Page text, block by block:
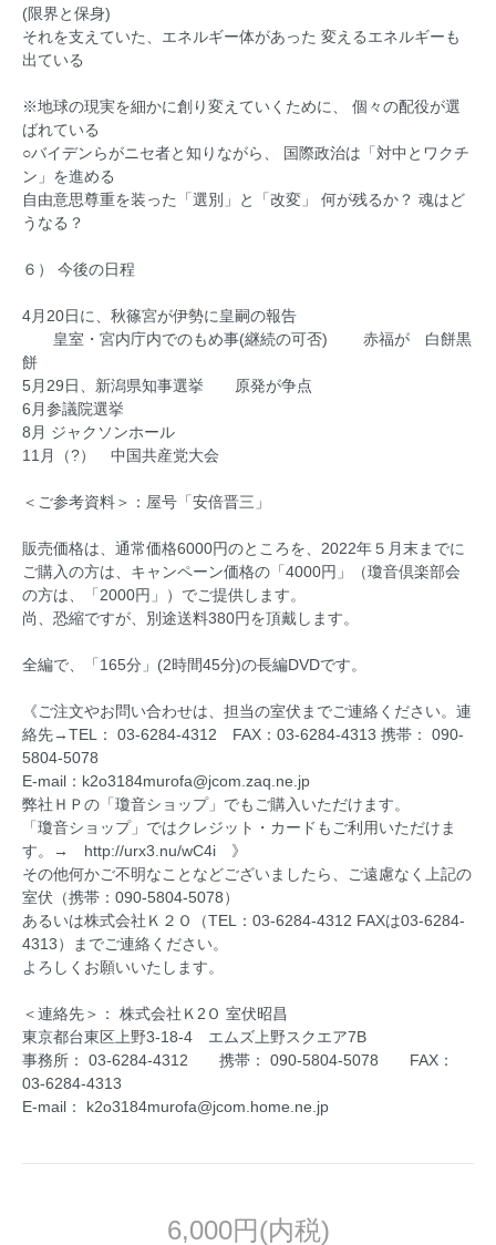
(限界と保身)
それを支えていた、エネルギー体があった 変えるエネルギーも
出ている
※地球の現実を細かに創り変えていくために、 個々の配役が選
ばれている
○バイデンらがニセ者と知りながら、 国際政治は「対中とワクチ
ン」を進める
自由意思尊重を装った「選別」と「改変」 何が残るか？ 魂はど
うなる？
６） 今後の日程
4月20日に、秋篠宮が伊勢に皇嗣の報告
皇室・宮内庁内でのもめ事(継続の可否) 赤福が 白餅黒
餅
5月29日、新潟県知事選挙 原発が争点
6月参議院選挙
8月 ジャクソンホール
11月（?） 中国共産党大会
＜ご参考資料＞：屋号「安倍晋三」
販売価格は、通常価格6000円のところを、2022年５月末までに
ご購入の方は、キャンペーン価格の「4000円」（瓊音倶楽部会
の方は、「2000円」）でご提供します。
尚、恐縮ですが、別途送料380円を頂戴します。
全編で、「165分」(2時間45分)の長編DVDです。
《ご注文やお問い合わせは、担当の室伏までご連絡ください。連
絡先→TEL： 03-6284-4312 FAX：03-6284-4313 携帯： 090-
5804-5078
E-mail：k2o3184murofa@jcom.zaq.ne.jp
弊社ＨＰの「瓊音ショップ」でもご購入いただけます。
「瓊音ショップ」ではクレジット・カードもご利用いただけま
す。→ http://urx3.nu/wC4i 》
その他何かご不明なことなどございましたら、ご遠慮なく上記の
室伏（携帯：090-5804-5078）
あるいは株式会社Ｋ２Ｏ（TEL：03-6284-4312 FAXは03-6284-
4313）までご連絡ください。
よろしくお願いいたします。
＜連絡先＞： 株式会社Ｋ2Ｏ 室伏昭昌
東京都台東区上野3-18-4 エムズ上野スクエア7B
事務所： 03-6284-4312 携帯： 090-5804-5078 FAX：
03-6284-4313
E-mail： k2o3184murofa@jcom.home.ne.jp
6,000円(内税)